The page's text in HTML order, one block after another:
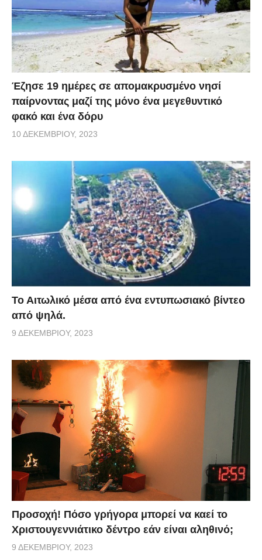
Έζησε 19 ημέρες σε απομακρυσμένο νησί
παίρνοντας μαζί της μόνο ένα μεγεθυντικό
φακό και ένα δόρυ
10 ΔΕΚΕΜΒΡΊΟΥ, 2023
Το Αιτωλικό μέσα από ένα εντυπωσιακό βίντεο
από ψηλά.
9 ΔΕΚΕΜΒΡΊΟΥ, 2023
Προσοχή! Πόσο γρήγορα μπορεί να καεί το
Χριστουγεννιάτικο δέντρο εάν είναι αληθινό;
9 ΔΕΚΕΜΒΡΊΟΥ, 2023